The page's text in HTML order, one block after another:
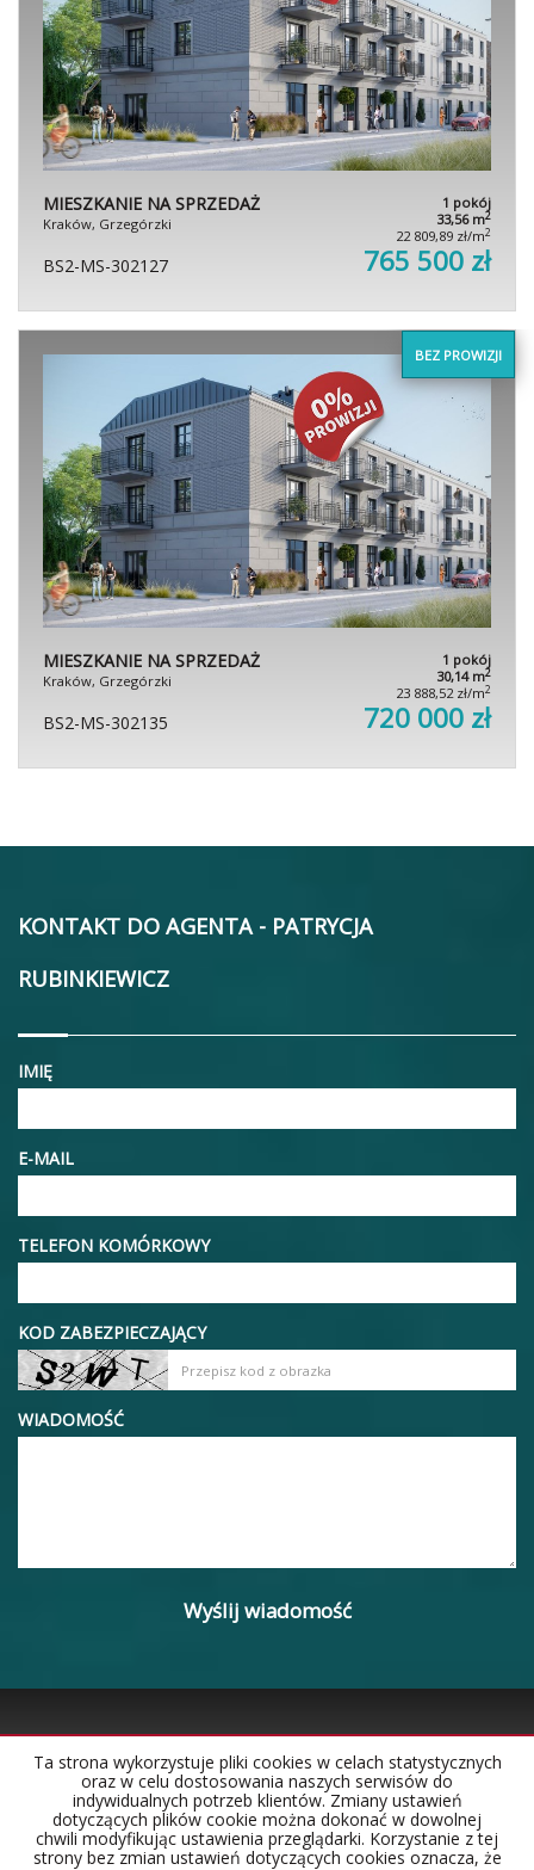
MIESZKANIE NA SPRZEDAŻ
Kraków, Grzegórzki
1 pokój
33,56 m2
22 809,89 zł/m2
BS2-MS-302127 765 500 zł
BEZ PROWIZJI
MIESZKANIE NA SPRZEDAŻ
Kraków, Grzegórzki
1 pokój
30,14 m2
23 888,52 zł/m2
BS2-MS-302135 720 000 zł
KONTAKT DO AGENTA - PATRYCJA
RUBINKIEWICZ
IMIĘ
E-MAIL
TELEFON KOMÓRKOWY
KOD ZABEZPIECZAJĄCY
WIADOMOŚĆ
Strona główna Notatnik Kontakt
Ta strona wykorzystuje pliki cookies w celach statystycznych
oraz w celu dostosowania naszych serwisów do
indywidualnych potrzeb klientów. Zmiany ustawień
dotyczących plików cookie można dokonać w dowolnej
chwili modyfikując ustawienia przeglądarki. Korzystanie z tej
strony bez zmian ustawień dotyczących cookies oznacza, że